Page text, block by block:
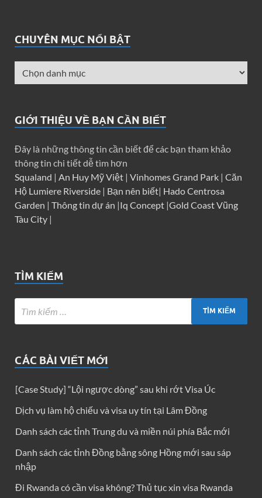
CHUYÊN MỤC NỔI BẬT
GIỚI THIỆU VỀ BẠN CẦN BIẾT
Đây là những thông tin cần biết để các bạn tham khảo
thông tin chi tiết dễ tìm hơn
Squaland | An Huy Mỹ Việt | Vinhomes Grand Park | Căn
Hộ Lumiere Riverside | Bạn nên biết| Hado Centrosa
Garden | Thông tin dự án |Iq Concept |Gold Coast Vũng
Tàu City |
TÌM KIẾM
CÁC BÀI VIẾT MỚI
[Case Study] “Lội ngược dòng” sau khi rớt Visa Úc
Dịch vụ làm hộ chiếu và visa uy tín tại Lâm Đồng
Danh sách các tỉnh Trung du và miền núi phía Bắc mới
Danh sách các tỉnh Đồng bằng sông Hồng mới sau sáp
nhập
Đi Rwanda có cần visa không? Thủ tục xin visa Rwanda